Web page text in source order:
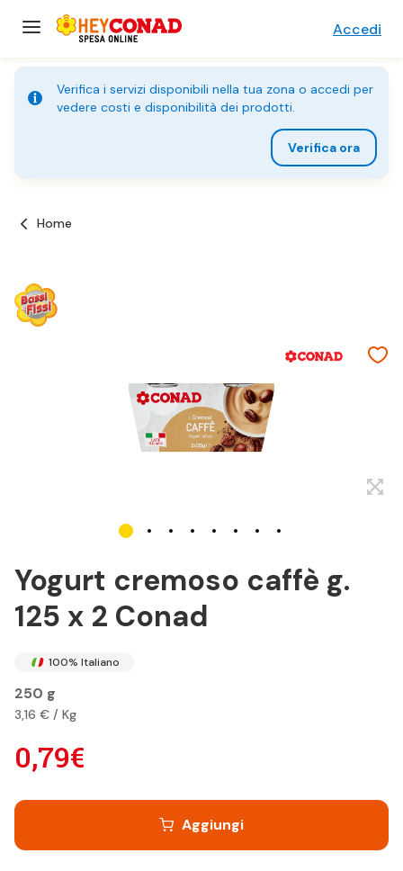
Accedi
Verifica i servizi disponibili nella tua zona o accedi per
vedere costi e disponibilità dei prodotti.
Verifica ora
Home
Yogurt cremoso caffè g.
125 x 2 Conad
100% Italiano
250 g
3,16 € / Kg
0,79€
Aggiungi